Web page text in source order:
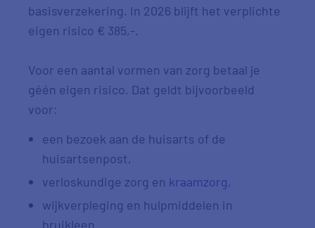
basisverzekering. In 2026 blijft het verplichte
eigen risico € 385,-.
Voor een aantal vormen van zorg betaal je
géén eigen risico. Dat geldt bijvoorbeeld
voor:
een bezoek aan de huisarts of de
huisartsenpost,
verloskundige zorg en kraamzorg,
wijkverpleging en hulpmiddelen in
bruikleen.